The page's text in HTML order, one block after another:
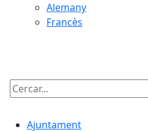
Alemany
Francès
Cercar:
Ajuntament